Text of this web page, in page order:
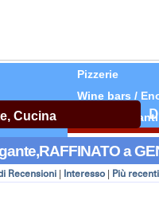
Pizzerie
Wine bars /
Tutti Ristoranti
a
Recensioni Interesso Più recenti